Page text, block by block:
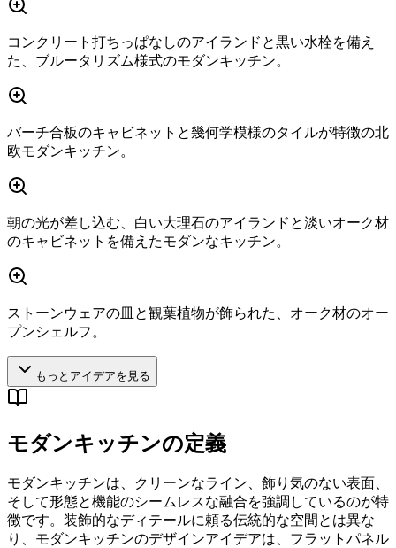
コンクリート打ちっぱなしのアイランドと黒い水栓を備え
た、ブルータリズム様式のモダンキッチン。
バーチ合板のキャビネットと幾何学模様のタイルが特徴の北
欧モダンキッチン。
朝の光が差し込む、白い大理石のアイランドと淡いオーク材
のキャビネットを備えたモダンなキッチン。
ストーンウェアの皿と観葉植物が飾られた、オーク材のオー
プンシェルフ。
もっとアイデアを見る
モダンキッチンの定義
モダンキッチンは、クリーンなライン、飾り気のない表面、
そして形態と機能のシームレスな融合を強調しているのが特
徴です。装飾的なディテールに頼る伝統的な空間とは異な
り、モダンキッチンのデザインアイデアは、フラットパネル